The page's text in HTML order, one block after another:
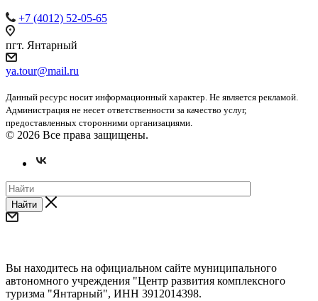
+7 (4012) 52-05-65
пгт. Янтарный
ya.tour@mail.ru
Данный ресурс носит информационный характер. Не является рекламой.
Администрация не несет ответственности за качество услуг,
предоставленных сторонними организациями.
© 2026 Все права защищены.
Найти
Вы находитесь на официальном сайте муниципального
автономного учреждения "Центр развития комплексного
туризма "Янтарный", ИНН 3912014398.